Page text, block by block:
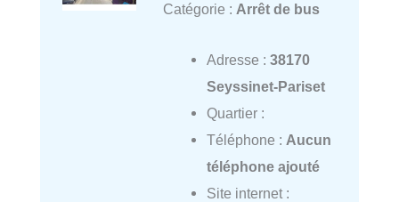
Catégorie : Arrêt de bus
Adresse : 38170
Seyssinet-Pariset
Quartier :
Téléphone : Aucun
téléphone ajouté
Site internet :